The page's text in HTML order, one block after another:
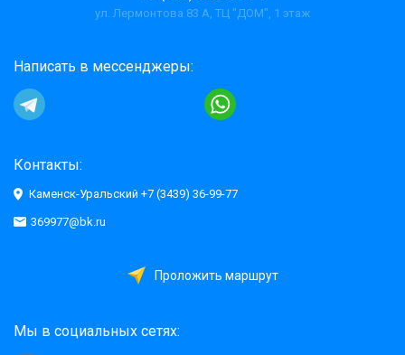
ул. Лермонтова 83 А, ТЦ "ДОМ", 1 этаж
Написать в мессенджеры:
Контакты:
Каменск-Уральский +7 (3439) 36-99-77
369977@bk.ru
Проложить маршрут
Мы в социальных сетях: